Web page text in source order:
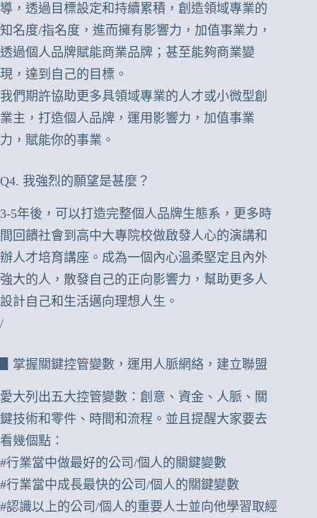
導，透過目標設定和持續累積，創造領域專業的
知名度/指名度，進而擁有影響力，加值事業力，
透過個人品牌賦能商業品牌；甚至能夠商業變
現，達到自己的目標。
我們期許協助更多具領域專業的人才或小微型創
業主，打造個人品牌，運用影響力，加值事業
力，賦能你的事業。
Q4. 我強烈的願望是甚麼？
3-5年後，可以打造完整個人品牌生態系，更多時
間回饋社會到高中大專院校做啟發人心的演講和
辦人才培育講座。成為一個內心溫柔堅定且內外
強大的人，散發自己的正向影響力，幫助更多人
設計自己和生活邁向理想人生。
/
▋掌握關鍵控管變數，運用人脈網絡，建立聯盟
愛大列出五大控管變數：創意、資金、人脈、關
鍵技術和零件、時間和流程。並且提醒大家要去
看幾個點：
#行業當中做最好的公司/個人的關鍵變數
#行業當中成長最快的公司/個人的關鍵變數
#認識以上的公司/個人的重要人士並向他學習取經